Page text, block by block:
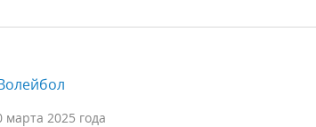
2025 года